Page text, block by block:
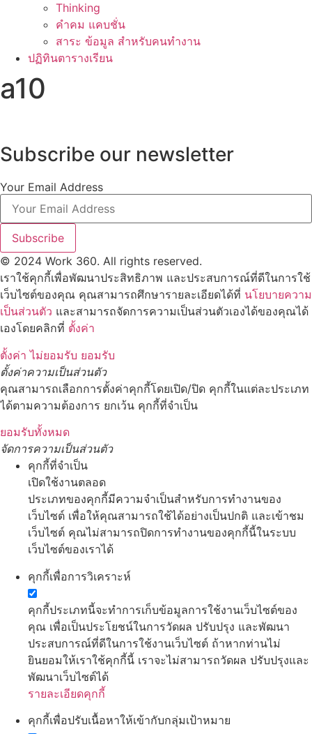
Thinking
คำคม แคบชั่น
สาระ ข้อมูล สำหรับคนทำงาน
ปฏิทินตารางเรียน
a10
Subscribe our newsletter
Your Email Address
Subscribe
© 2024 Work 360. All rights reserved.
เราใช้คุกกี้เพื่อพัฒนาประสิทธิภาพ และประสบการณ์ที่ดีในการใช้
เว็บไซต์ของคุณ คุณสามารถศึกษารายละเอียดได้ที่ นโยบายความ
เป็นส่วนตัว และสามารถจัดการความเป็นส่วนตัวเองได้ของคุณได้
เองโดยคลิกที่ ตั้งค่า
ตั้งค่า ไม่ยอมรับ ยอมรับ
ตั้งค่าความเป็นส่วนตัว
คุณสามารถเลือกการตั้งค่าคุกกี้โดยเปิด/ปิด คุกกี้ในแต่ละประเภท
ได้ตามความต้องการ ยกเว้น คุกกี้ที่จำเป็น
ยอมรับทั้งหมด
จัดการความเป็นส่วนตัว
คุกกี้ที่จำเป็น
เปิดใช้งานตลอด
ประเภทของคุกกี้มีความจำเป็นสำหรับการทำงานของ
เว็บไซต์ เพื่อให้คุณสามารถใช้ได้อย่างเป็นปกติ และเข้าชม
เว็บไซต์ คุณไม่สามารถปิดการทำงานของคุกกี้นี้ในระบบ
เว็บไซต์ของเราได้
คุกกี้เพื่อการวิเคราะห์
คุกกี้ประเภทนี้จะทำการเก็บข้อมูลการใช้งานเว็บไซต์ของ
คุณ เพื่อเป็นประโยชน์ในการวัดผล ปรับปรุง และพัฒนา
ประสบการณ์ที่ดีในการใช้งานเว็บไซต์ ถ้าหากท่านไม่
ยินยอมให้เราใช้คุกกี้นี้ เราจะไม่สามารถวัดผล ปรับปรุงและ
พัฒนาเว็บไซต์ได้
รายละเอียดคุกกี้
คุกกี้เพื่อปรับเนื้อหาให้เข้ากับกลุ่มเป้าหมาย